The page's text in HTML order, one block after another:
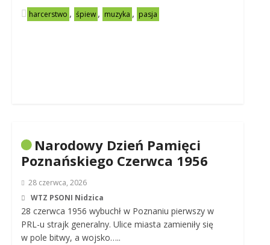
harcerstwo , śpiew , muzyka , pasja
Narodowy Dzień Pamięci
Poznańskiego Czerwca 1956
28 czerwca, 2026
WTZ PSONI Nidzica
28 czerwca 1956 wybuchł w Poznaniu pierwszy w
PRL-u strajk generalny. Ulice miasta zamieniły się
w pole bitwy, a wojsko…..